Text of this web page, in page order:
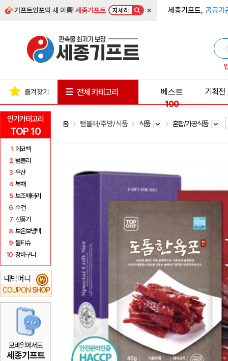
기프트인포의 새 이름!세종기프트 자세히 × 세종기프트, 공공기
인기카테고리
TOP 10
1 에코백
2 텀블러
3 우산
4 부채
5 보조배터리
6 수건
7 선풍기
8 보온보냉백
9 물티슈
10 장바구니
대박머니
COUPON SHOP
₩
모바일에서도
세종기프트
즐겨찾기 전체 카테고리
베스트
100
기획전
홈 텀블러/주방/식품 식품 혼합/가공식품